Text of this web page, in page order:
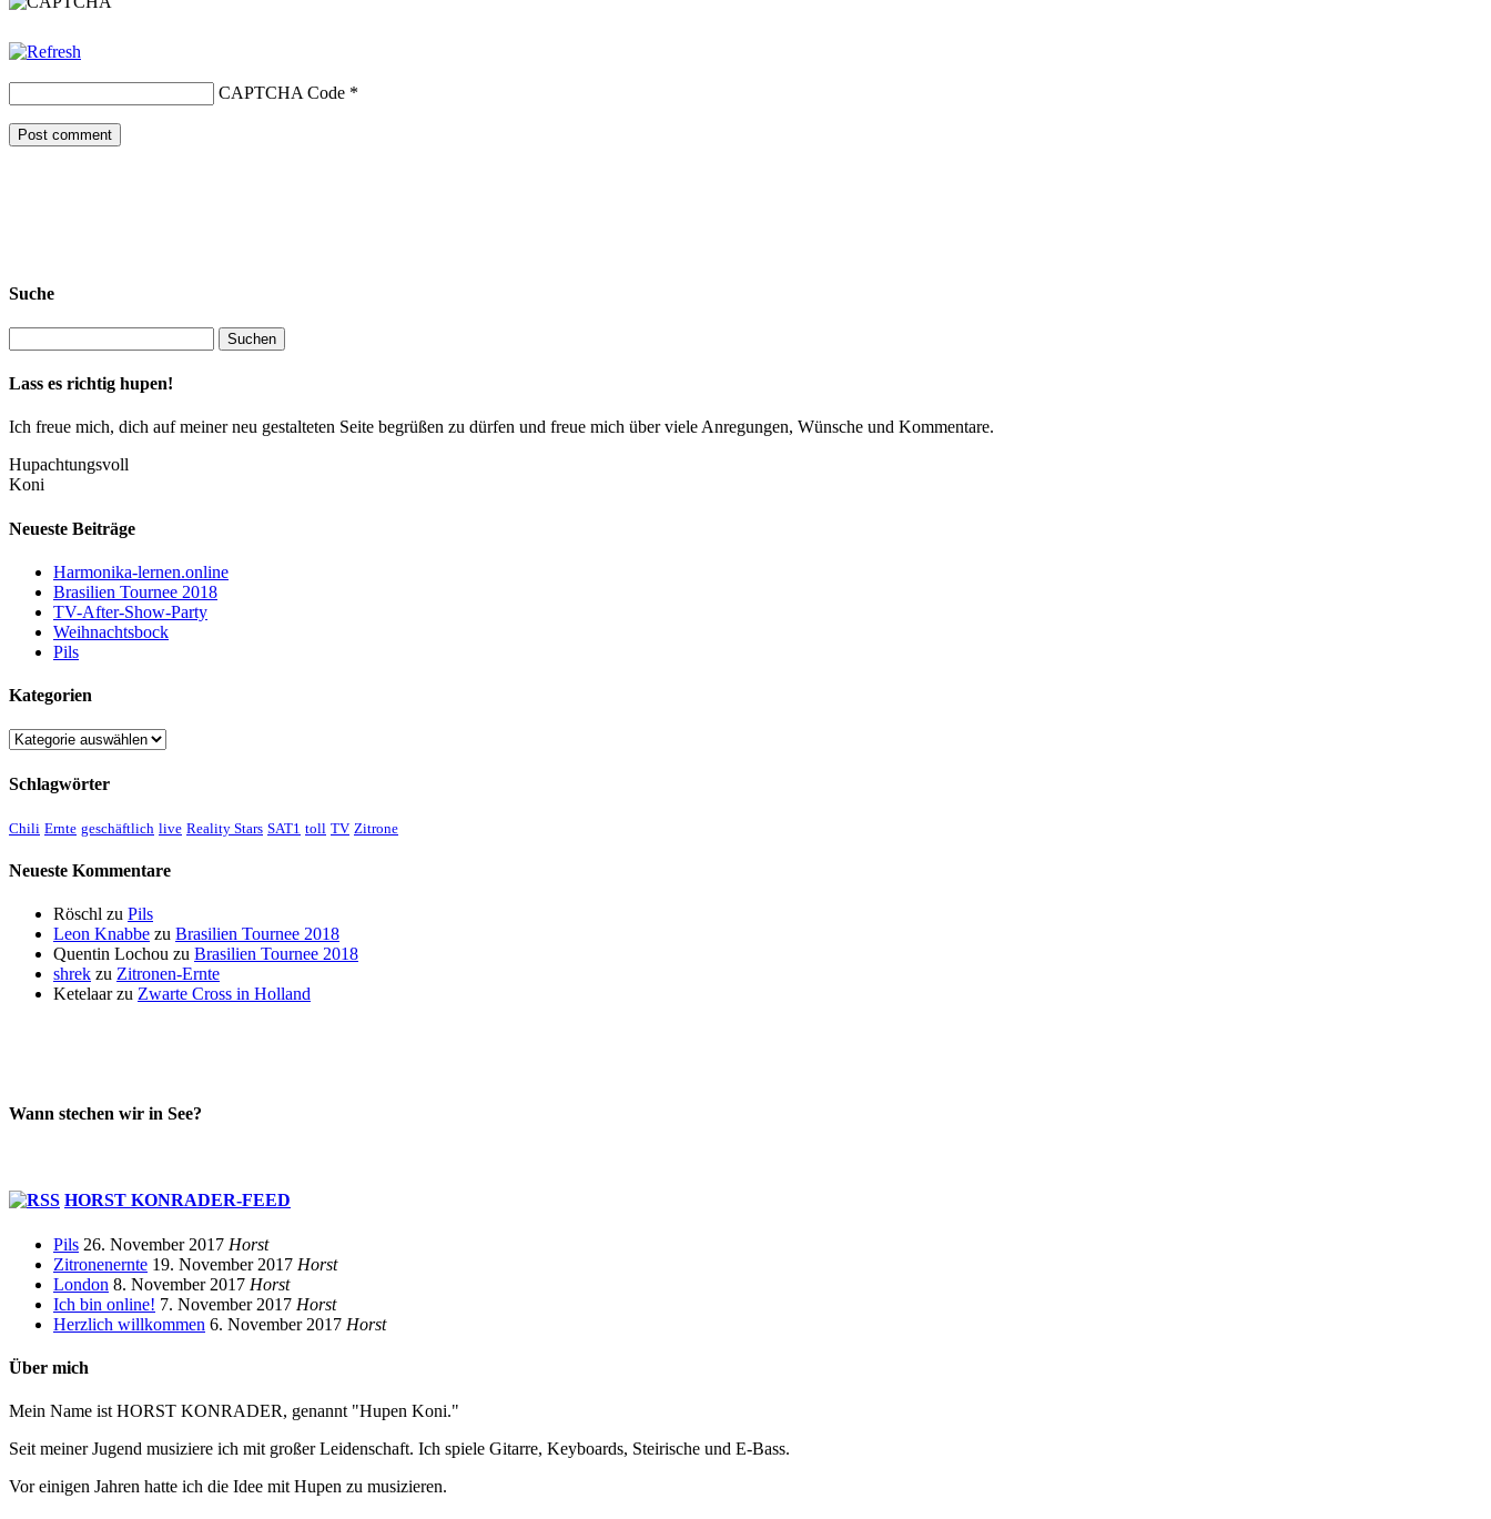
CAPTCHA Code *
Suche
Lass es richtig hupen!
Ich freue mich, dich auf meiner neu gestalteten Seite begrüßen zu dürfen und freue mich über viele Anregungen, Wünsche und Kommentare.
Hupachtungsvoll
Koni
Neueste Beiträge
Harmonika-lernen.online
Brasilien Tournee 2018
TV-After-Show-Party
Weihnachtsbock
Pils
Kategorien
Kategorien
Schlagwörter
Chili Ernte geschäftlich live Reality Stars SAT1 toll TV Zitrone
Neueste Kommentare
Röschl zu Pils
Leon Knabbe zu Brasilien Tournee 2018
Quentin Lochou zu Brasilien Tournee 2018
shrek zu Zitronen-Ernte
Ketelaarzu Zwarte Cross in Holland
Wann stechen wir in See?
HORST KONRADER-FEED
Pils 26. November 2017 Horst
Zitronenernte 19. November 2017 Horst
London 8. November 2017 Horst
Ich bin online! 7. November 2017 Horst
Herzlich willkommen 6. November 2017 Horst
Über mich
Mein Name ist HORST KONRADER, genannt "Hupen Koni."
Seit meiner Jugend musiziere ich mit großer Leidenschaft. Ich spiele Gitarre, Keyboards, Steirische und E-Bass.
Vor einigen Jahren hatte ich die Idee mit Hupen zu musizieren.